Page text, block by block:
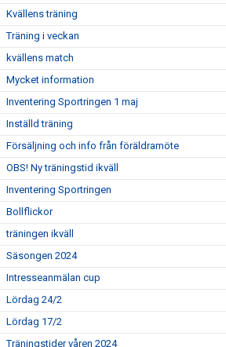
Kvällens träning
Träning i veckan
kvällens match
Mycket information
Inventering Sportringen 1 maj
Inställd träning
Försäljning och info från föräldramöte
OBS! Ny träningstid ikväll
Inventering Sportringen
Bollflickor
träningen ikväll
Säsongen 2024
Intresseanmälan cup
Lördag 24/2
Lördag 17/2
Träningstider våren 2024